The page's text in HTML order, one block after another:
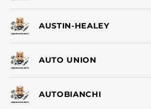
AUSTIN-HEALEY
AUTO UNION
AUTOBIANCHI